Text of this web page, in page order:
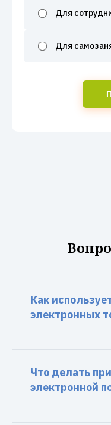
Для
Для
Как
электронных
Что делать
электронной